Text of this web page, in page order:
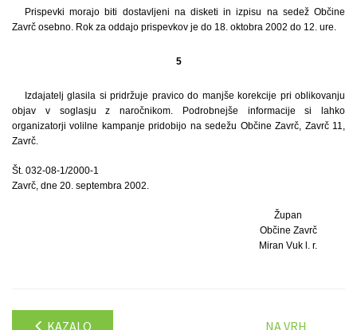
Prispevki morajo biti dostavljeni na disketi in izpisu na sedež Občine
Zavrč osebno. Rok za oddajo prispevkov je do 18. oktobra 2002 do 12. ure.
5
Izdajatelj glasila si pridržuje pravico do manjše korekcije pri oblikovanju
objav v soglasju z naročnikom. Podrobnejše informacije si lahko
organizatorji volilne kampanje pridobijo na sedežu Občine Zavrč, Zavrč 11,
Zavrč.
Št. 032-08-1/2000-1
Zavrč, dne 20. septembra 2002.
Župan
Občine Zavrč
Miran Vuk l. r.
KAZALO NA VRH